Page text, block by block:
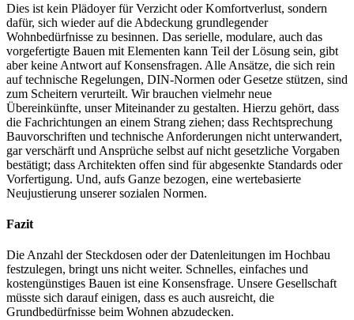
Dies ist kein Plädoyer für Verzicht oder Komfortverlust, sondern
dafür, sich wieder auf die Abdeckung grundlegender
Wohnbedürfnisse zu besinnen. Das serielle, modulare, auch das
vorgefertigte Bauen mit Elementen kann Teil der Lösung sein, gibt
aber keine Antwort auf Konsensfragen. Alle Ansätze, die sich rein
auf technische Regelungen, DIN-Normen oder Gesetze stützen, sind
zum Scheitern verurteilt. Wir brauchen vielmehr neue
Übereinkünfte, unser Miteinander zu gestalten. Hierzu gehört, dass
die Fachrichtungen an einem Strang ziehen; dass Rechtsprechung
Bauvorschriften und technische Anforderungen nicht unterwandert,
gar verschärft und Ansprüche selbst auf nicht gesetzliche Vorgaben
bestätigt; dass Architekten offen sind für abgesenkte Standards oder
Vorfertigung. Und, aufs Ganze bezogen, eine wertebasierte
Neujustierung unserer sozialen Normen.
Fazit
Die Anzahl der Steckdosen oder der Datenleitungen im Hochbau
festzulegen, bringt uns nicht weiter. Schnelles, einfaches und
kostengünstiges Bauen ist eine Konsensfrage. Unsere Gesellschaft
müsste sich darauf einigen, dass es auch ausreicht, die
Grundbedürfnisse beim Wohnen abzudecken.